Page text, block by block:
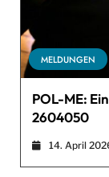
MELDUNGEN
POL-ME:
2604050
14. April